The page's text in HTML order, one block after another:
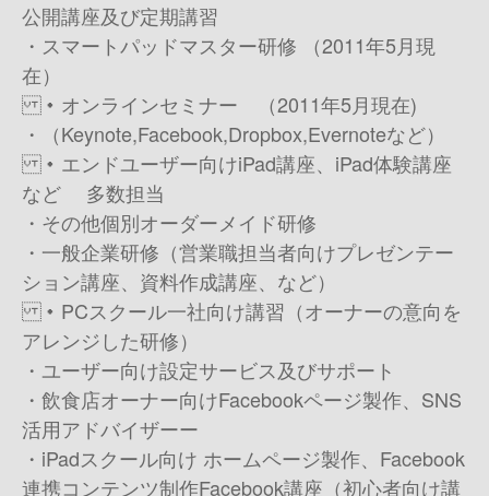
公開講座及び定期講習
・スマートパッドマスター研修 （2011年5月現
在）
・オンラインセミナー （2011年5月現在)
・（Keynote,Facebook,Dropbox,Evernoteなど）
・エンドユーザー向けiPad講座、iPad体験講座
など 多数担当
・ その他個別オーダーメイド研修
・一般企業研修（営業職担当者向けプレゼンテー
ション講座、資料作成講座、など）
・PCスクール一社向け講習（オーナーの意向を
アレンジした研修）
・ユーザー向け設定サービス及びサポート
・飲食店オーナー向けFacebookページ製作、SNS
活用アドバイザー ー
・iPadスクール向け ホームページ製作、Facebook
連携 コンテンツ制作 Facebook講座（初心者向け講